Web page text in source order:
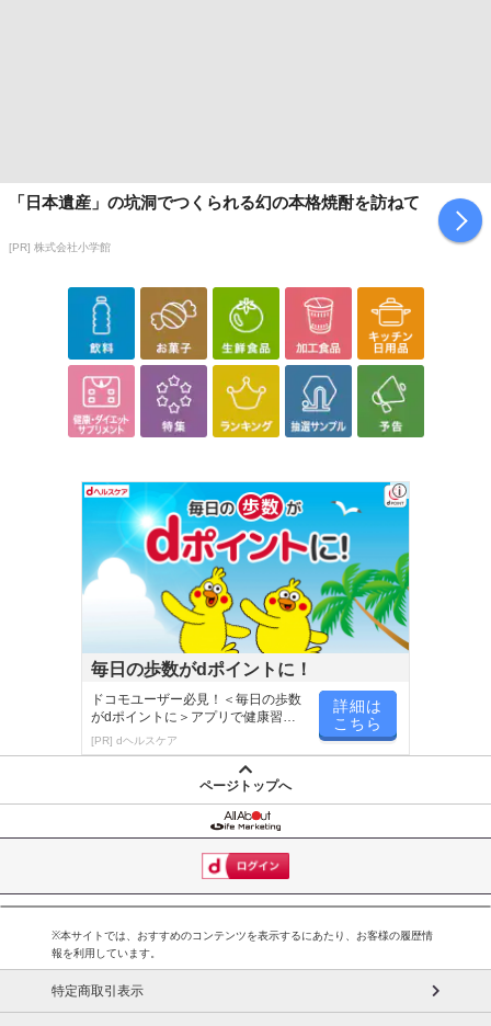
「日本遺産」の坑洞でつくられる幻の本格焼酎を訪ねて
[PR] 株式会社小学館
毎日の歩数がdポイントに！
ドコモユーザー必見！＜毎日の歩数
がdポイントに＞アプリで健康習慣
が楽しく続く
[PR] dヘルスケア
詳細は
こちら
ページトップへ
※本サイトでは、おすすめのコンテンツを表示するにあたり、お客様の履歴情
報を利用しています。
特定商取引表示